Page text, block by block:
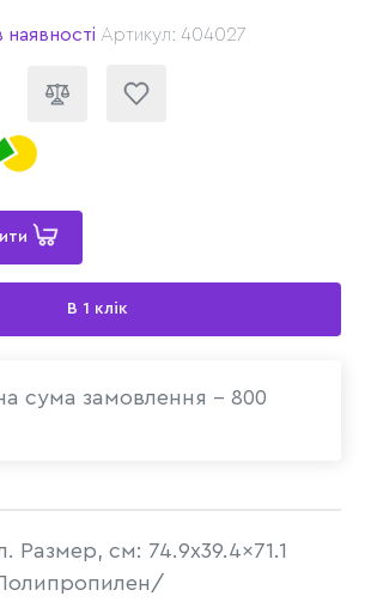
наявності Артикул: 404027
В 1 клік
сума замовлення - 800
Размер, см: 74.9x39.4x71.1